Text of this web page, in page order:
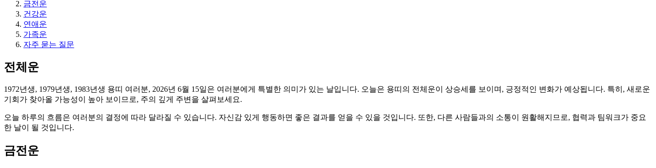
금전운
건강운
연애운
가족운
자주 묻는 질문
전체운
1972년생, 1979년생, 1983년생 용띠 여러분, 2026년 6월 15일은 여러분에게 특별한 의미가 있는 날입니다. 오늘은 용띠의 전체운이 상승세를 보이며, 긍정적인 변화가 예상됩니다. 특히, 새로운
기회가 찾아올 가능성이 높아 보이므로, 주의 깊게 주변을 살펴보세요.
오늘 하루의 흐름은 여러분의 결정에 따라 달라질 수 있습니다. 자신감 있게 행동하면 좋은 결과를 얻을 수 있을 것입니다. 또한, 다른 사람들과의 소통이 원활해지므로, 협력과 팀워크가 중요
한 날이 될 것입니다.
금전운